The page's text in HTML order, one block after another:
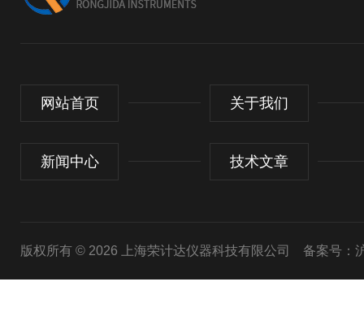
网站首页 关于我们
新闻中心 技术文章
版权所有 © 2026 上海荣计达仪器科技有限公司 备案号：